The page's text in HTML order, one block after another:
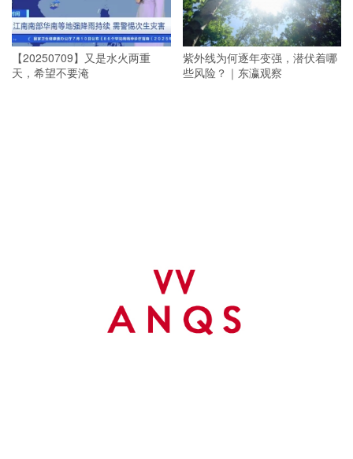
【20250709】又是水火两重
天，希望不要淹
紫外线为何逐年变强，潜伏着哪
些风险？｜东瀛观察